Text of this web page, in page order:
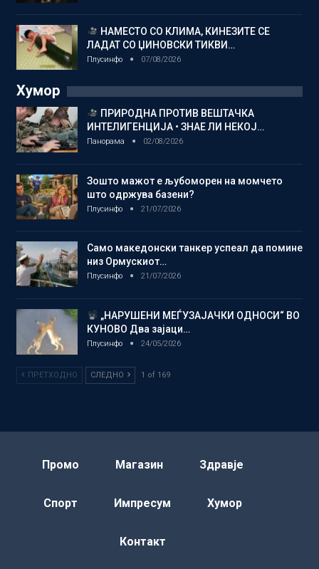
НАМЕСТО СО КЛИМА, КИНЕЗИТЕ СЕ
ЛАДАТ СО ЏИНОВСКИ ТИКВИ…
Плусинфо 07/08/2026
Хумор
ПРИРОДНА ПРОТИВ ВЕШТАЧКА
ИНТЕЛИГЕНЦИЈА • ЗНАЕ ЛИ НЕКОЈ…
Панорама 02/08/2026
Зошто мажот е љубоморен на момчето
што одржува базени?
Плусинфо 21/07/2026
Само македонски танкер успеал да помине
низ Ормускиот…
Плусинфо 21/07/2026
„НАРУШЕНИ МЕЃУЗАЈАЧКИ ОДНОСИ“ ВО
КУНОВО Два зајаци…
Плусинфо 24/05/2026
ПРЕТХОДНО СЛЕДНО 1 of 169
Промо Магазин Здравје
Спорт Импресум Хумор
Контакт